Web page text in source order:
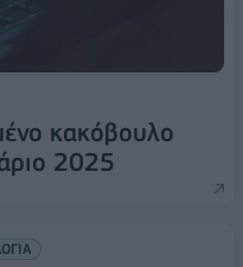
κακόβουλο
2025